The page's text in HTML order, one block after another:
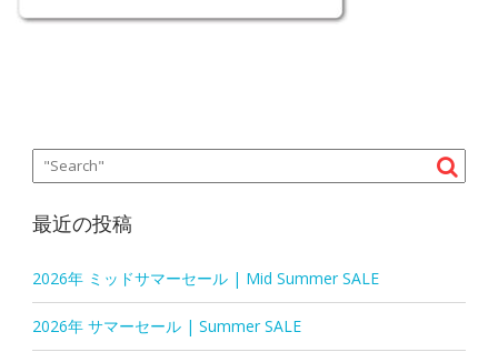
最近の投稿
2026年 ミッドサマーセール | Mid Summer SALE
2026年 サマーセール | Summer SALE